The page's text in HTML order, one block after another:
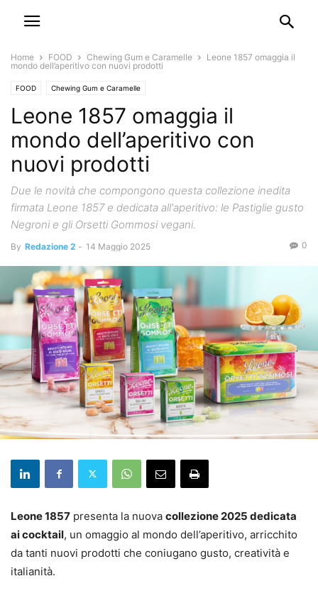
Home FOOD Chewing Gum e Caramelle
Leone 1857 omaggia il
mondo dell’aperitivo con nuovi prodotti
FOOD Chewing Gum e Caramelle
Leone 1857 omaggia il
mondo dell’aperitivo con
nuovi prodotti
Due le novità che compongono questa collezione inedita
firmata Leone 1857 e dedicata all'aperitivo: le Pastiglie gusto
Negroni e gli Orsetti Gommosi vegani.
By Redazione 2 - 14 Maggio 2025 0
Leone 1857 presenta la nuova collezione 2025 dedicata
ai cocktail, un omaggio al mondo dell’aperitivo, arricchito
da tanti nuovi prodotti che coniugano gusto, creatività e
italianità.